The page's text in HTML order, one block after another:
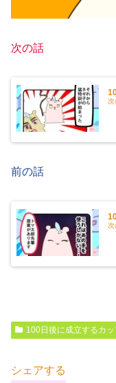
次の話
次
前の話
次
100日後に成立するカ
シェアする